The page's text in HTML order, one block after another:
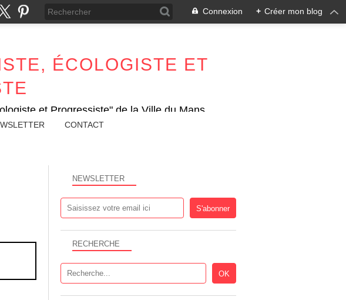
Connexion + Créer mon blog
ÉCOLOGISTE ET
et Progressiste" de la Ville du Mans
CONTACT
NEWSLETTER
RECHERCHE